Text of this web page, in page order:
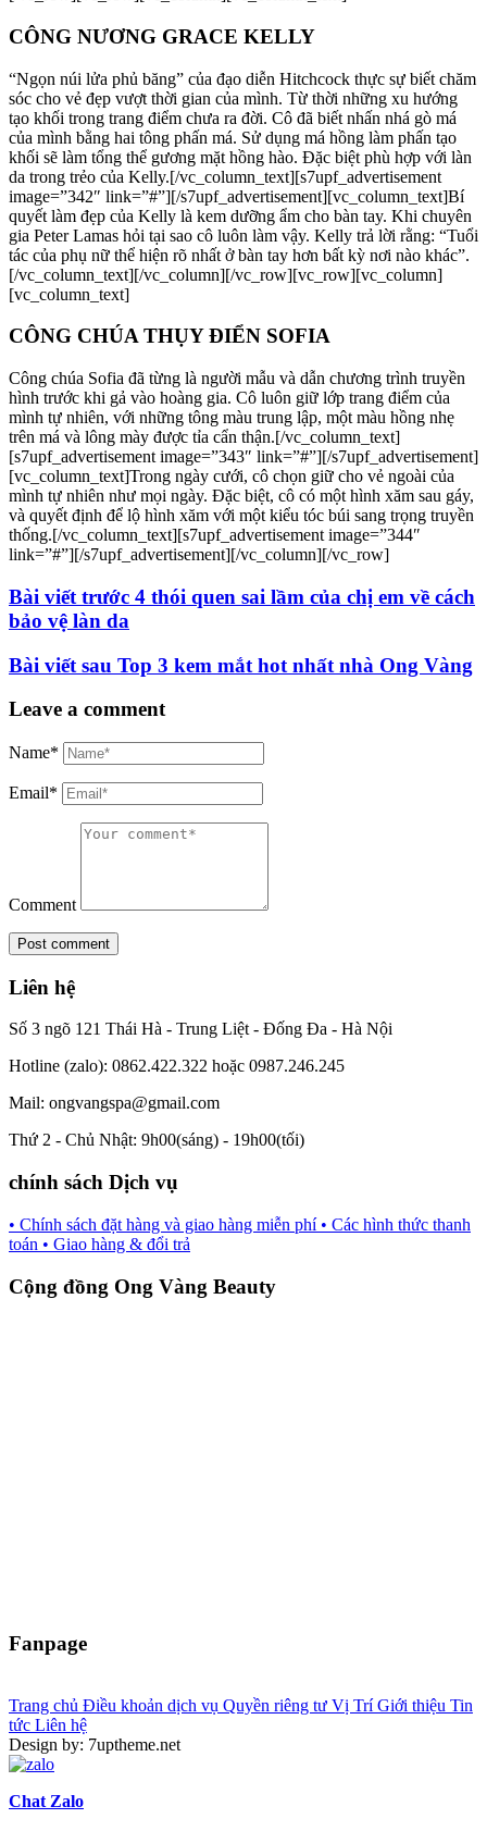
CÔNG NƯƠNG GRACE KELLY
“Ngọn núi lửa phủ băng” của đạo diễn Hitchcock thực sự biết chăm
sóc cho vẻ đẹp vượt thời gian của mình. Từ thời những xu hướng
tạo khối trong trang điểm chưa ra đời. Cô đã biết nhấn nhá gò má
của mình bằng hai tông phấn má. Sử dụng má hồng làm phấn tạo
khối sẽ làm tổng thể gương mặt hồng hào. Đặc biệt phù hợp với làn
da trong trẻo của Kelly.[/vc_column_text][s7upf_advertisement
image=”342″ link=”#”][/s7upf_advertisement][vc_column_text]Bí
quyết làm đẹp của Kelly là kem dưỡng ẩm cho bàn tay. Khi chuyên
gia Peter Lamas hỏi tại sao cô luôn làm vậy. Kelly trả lời rằng: “Tuổi
tác của phụ nữ thể hiện rõ nhất ở bàn tay hơn bất kỳ nơi nào khác”.
[/vc_column_text][/vc_column][/vc_row][vc_row][vc_column]
[vc_column_text]
CÔNG CHÚA THỤY ĐIỂN SOFIA
Công chúa Sofia đã từng là người mẫu và dẫn chương trình truyền
hình trước khi gả vào hoàng gia. Cô luôn giữ lớp trang điểm của
mình tự nhiên, với những tông màu trung lập, một màu hồng nhẹ
trên má và lông mày được tỉa cẩn thận.[/vc_column_text]
[s7upf_advertisement image=”343″ link=”#”][/s7upf_advertisement]
[vc_column_text]Trong ngày cưới, cô chọn giữ cho vẻ ngoài của
mình tự nhiên như mọi ngày. Đặc biệt, cô có một hình xăm sau gáy,
và quyết định để lộ hình xăm với một kiểu tóc búi sang trọng truyền
thống.[/vc_column_text][s7upf_advertisement image=”344″
link=”#”][/s7upf_advertisement][/vc_column][/vc_row]
Bài viết trước 4 thói quen sai lầm của chị em về cách
bảo vệ làn da
Bài viết sau Top 3 kem mắt hot nhất nhà Ong Vàng
Leave a comment
Name*
Email*
Comment
Liên hệ
Số 3 ngõ 121 Thái Hà - Trung Liệt - Đống Đa - Hà Nội
Hotline (zalo): 0862.422.322 hoặc 0987.246.245
Mail: ongvangspa@gmail.com
Thứ 2 - Chủ Nhật: 9h00(sáng) - 19h00(tối)
chính sách Dịch vụ
• Chính sách đặt hàng và giao hàng miễn phí • Các hình thức thanh
toán • Giao hàng & đổi trả
Cộng đồng Ong Vàng Beauty
Fanpage
Trang chủ Điều khoản dịch vụ Quyền riêng tư Vị Trí Giới thiệu Tin
tức Liên hệ
Design by: 7uptheme.net
Chat Zalo